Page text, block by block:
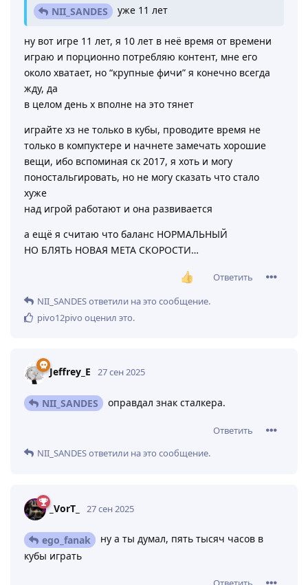
NII_SANDES уже 11 лет
ну вот игре 11 лет, я 10 лет в неё время от времени
играю и порционно потребляю контент, мне его
около хватает, но “крупные фичи” я конечно всегда
жду, да
в целом день х вполне на это тянет
играйте хз не только в кубы, проводите время не
только в компуктере и начнете замечать хорошие
вещи, ибо вспоминая ск 2017, я хоть и могу
поностальгировать, но не могу сказать что стало
хуже
над игрой работают и она развивается
а ещё я считаю что баланс НОРМАЛЬНЫЙ
НО БЛЯТЬ НОВАЯ МЕТА СКОРОСТИ…
Ответить
NII_SANDESответили на это сообщение.
pivo12pivo оценил это.
Jeffrey_E 27 сен 2025
NII_SANDES оправдал знак сталкера.
Ответить
NII_SANDESответили на это сообщение.
_VorT_ 27 сен 2025
ego_fanak
ну а ты думал, пять тысяч часов в
кубы играть